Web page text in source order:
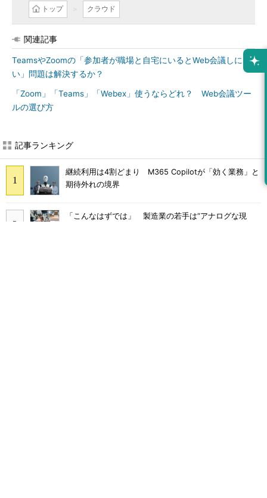
トップ クラウド
関連記事
TeamsやZoomの「参加者が職場と自宅にいるとWeb会議しにく
い」問題は解決するか？
「Zoom」「Teams」「Webex」使うならどれ？ Web会議ツー
ルの選び方
記事ランキング
継続利用は4割どまり M365 Copilotが「効く業務」と
期待外れの境界
「こんなはずでは」 製造業の若手は“アナログな現